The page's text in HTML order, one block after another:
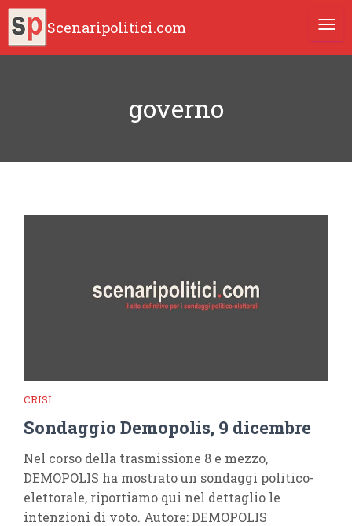
Scenaripolitici.com
governo
CRISI
Sondaggio Demopolis, 9 dicembre
Nel corso della trasmissione 8 e mezzo,
DEMOPOLIS ha mostrato un sondaggi politico-
elettorale, riportiamo qui nel dettaglio le
intenzioni di voto. Autore: DEMOPOLIS